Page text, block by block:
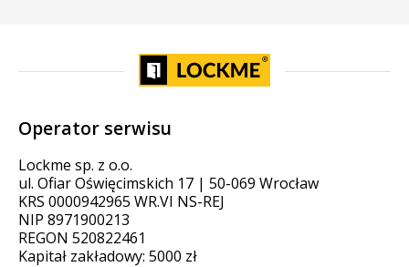
Operator serwisu
Lockme sp. z o.o.
ul. Ofiar Oświęcimskich 17 | 50-069 Wrocław
KRS 0000942965 WR.VI NS-REJ
NIP 8971900213
REGON 520822461
Kapitał zakładowy: 5000 zł